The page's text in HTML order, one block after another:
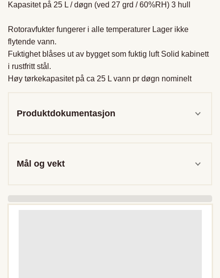
Kapasitet på 25 L / døgn (ved 27 grd / 60%RH) 3 hull
Rotoravfukter fungerer i alle temperaturer Lager ikke
flytende vann.
Fuktighet blåses ut av bygget som fuktig luft Solid kabinett
i rustfritt stål.
Høy tørkekapasitet på ca 25 L vann pr døgn nominelt
Produktdokumentasjon
Mål og vekt